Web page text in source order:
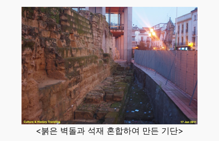
<붉은 벽돌과 석재 혼합하여 만든 기단>